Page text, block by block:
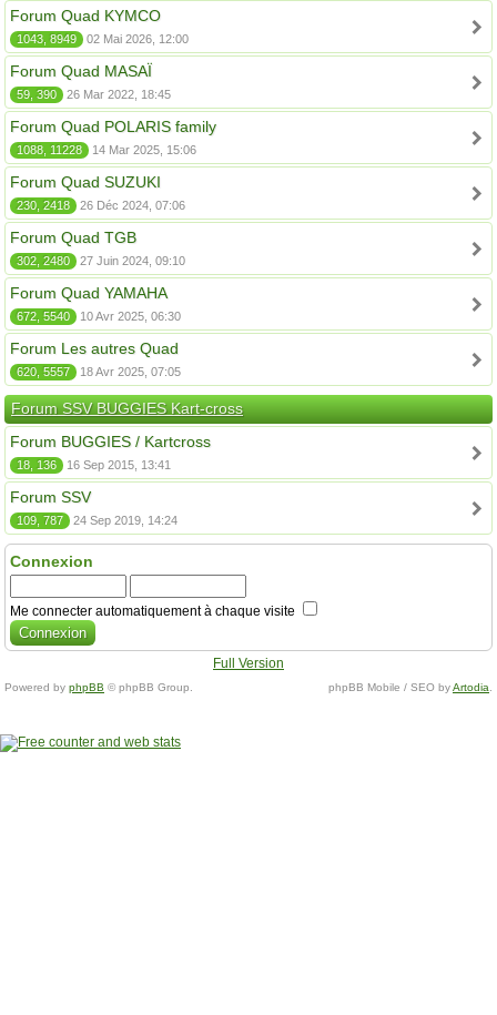
Forum Quad KYMCO
1043, 8949 02 Mai 2026, 12:00
Forum Quad MASAÏ
59, 390 26 Mar 2022, 18:45
Forum Quad POLARIS family
1088, 11228 14 Mar 2025, 15:06
Forum Quad SUZUKI
230, 2418 26 Déc 2024, 07:06
Forum Quad TGB
302, 2480 27 Juin 2024, 09:10
Forum Quad YAMAHA
672, 5540 10 Avr 2025, 06:30
Forum Les autres Quad
620, 5557 18 Avr 2025, 07:05
Forum SSV BUGGIES Kart-cross
Forum BUGGIES / Kartcross
18, 136 16 Sep 2015, 13:41
Forum SSV
109, 787 24 Sep 2019, 14:24
Connexion
Me connecter automatiquement à chaque visite
Full Version
Powered by phpBB © phpBB Group. phpBB Mobile / SEO byArtodia